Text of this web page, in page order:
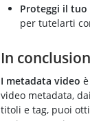
Proteggi il tuo
per tutelarti
In
I metadata video
video metadata,
titoli e tag, puoi